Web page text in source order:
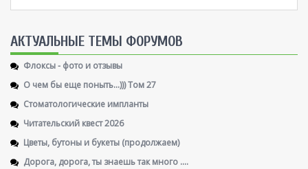
AКТУАЛЬНЫЕ ТЕМЫ ФОРУМОВ
Флоксы - фото и отзывы
О чем бы еще поныть...))) Том 27
Стоматологические импланты
Читательский квест 2026
Цветы, бутоны и букеты (продолжаем)
Дорога, дорога, ты знаешь так много ....